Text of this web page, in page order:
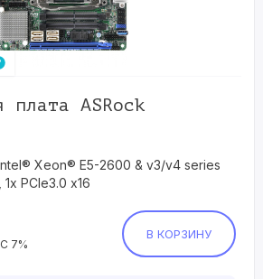
плата ASRock
Xeon® E5-2600 & v3/v4 series
PCIe3.0 x16
7%
В КОРЗИНУ